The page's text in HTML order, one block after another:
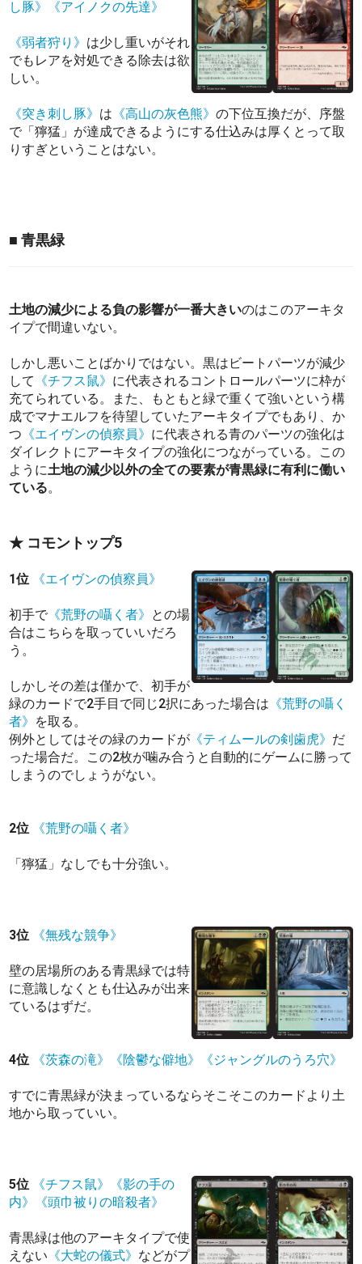
し豚》 《アイノクの先達》
《弱者狩り》 は少し重いがそれ
でもレアを対処できる除去は欲
しい。
《突き刺し豚》 は 《高山の灰色熊》の下位互換だが、序盤
で「獰猛」が達成できるようにする仕込みは厚くとって取
りすぎということはない。
■ 青黒緑
土地の減少による負の影響が一番大きいのはこのアーキタ
イプで間違いない。
しかし悪いことばかりではない。黒はビートパーツが減少
して 《チフス鼠》 に代表されるコントロールパーツに枠が
充てられている。また、もともと緑で重くて強いという構
成でマナエルフを待望していたアーキタイプでもあり、か
つ 《エイヴンの偵察員》 に代表される青のパーツの強化は
ダイレクトにアーキタイプの強化につながっている。この
ように土地の減少以外の全ての要素が青黒緑に有利に働い
ている。
★ コモントップ5
1位 《エイヴンの偵察員》
初手で 《荒野の囁く者》 との場
合はこちらを取っていいだろ
う。
しかしその差は僅かで、初手が
緑のカードで2手目で同じ2択にあった場合は 《荒野の囁く
者》 を取る。
例外としてはその緑のカードが 《ティムールの剣歯虎》 だ
った場合だ。この2枚が噛み合うと自動的にゲームに勝って
しまうのでしょうがない。
2位 《荒野の囁く者》
「獰猛」なしでも十分強い。
3位 《無残な競争》
壁の居場所のある青黒緑では特
に意識しなくとも仕込みが出来
ているはずだ。
4位 《茨森の滝》 《陰鬱な僻地》 《ジャングルのうろ穴》
すでに青黒緑が決まっているならそこそこのカードより土
地から取っていい。
5位 《チフス鼠》
《影の手の
内》
《頭巾被りの暗殺者》
青黒緑は他のアーキタイプで使
えない 《大蛇の儀式》 などがプ